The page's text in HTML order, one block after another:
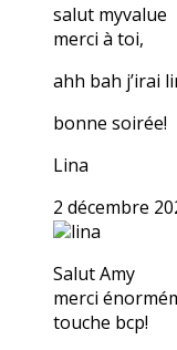
salut myvalue
merci à toi,
ahh bah j’irai
bonne soirée!
Lina
2 décembre
lina
Salut Amy
merci
touche bcp!